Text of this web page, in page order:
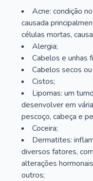
Acne: condição
causada
células mortas,
Alergia;
Cabelos e unhas
Cabelos secos
Cistos;
Lipomas: um
desenvolver em
pescoço, cabeça e
Coceira;
Dermatites:
diversos fatores,
alterações
outros;